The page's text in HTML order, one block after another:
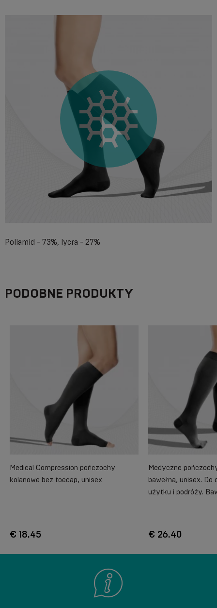
Poliamid - 73%, lycra - 27%
PODOBNE PRODUKTY
Medical Compression pończochy
kolanowe bez toecap, unisex
€ 18.45
Medyczne
bawełną, unisex. Do
użytku i podróży.
€ 26.40